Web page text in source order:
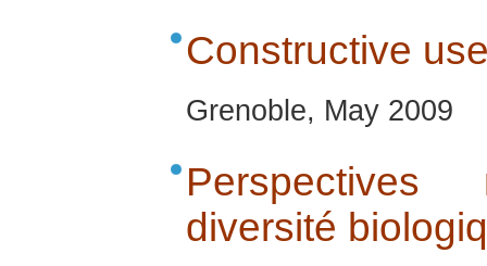
Constructive
Grenoble, May 2009
diversité